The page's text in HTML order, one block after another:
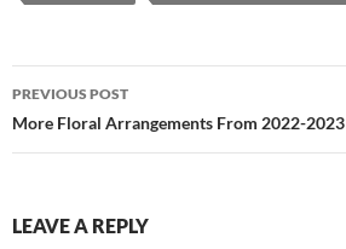
Post
navigation
PREVIOUS POST
More Floral Arrangements From 2022-2023
LEAVE A REPLY